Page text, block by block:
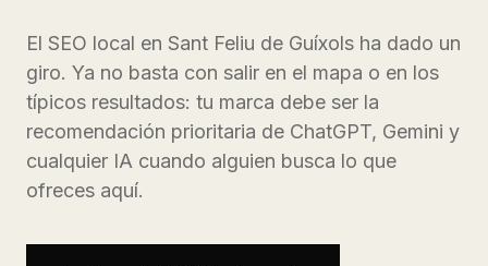
El SEO local en Sant Feliu de Guíxols ha dado un
giro. Ya no basta con salir en el mapa o en los
típicos resultados: tu marca debe ser la
recomendación prioritaria de ChatGPT, Gemini y
cualquier IA cuando alguien busca lo que
ofreces aquí.